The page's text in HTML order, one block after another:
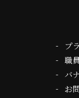
プ
職
バ
お